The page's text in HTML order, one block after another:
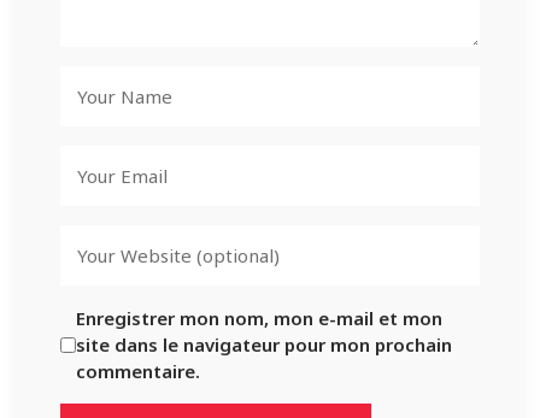
Enregistrer mon nom, mon e-mail et mon
site dans le navigateur pour mon prochain
commentaire.